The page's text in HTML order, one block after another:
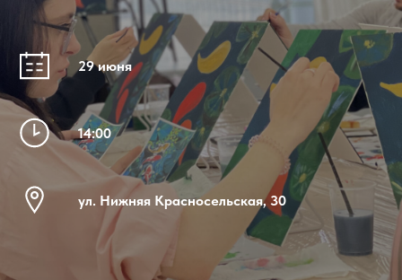
29 июня
14:00
ул. Нижняя Красносельская, 30